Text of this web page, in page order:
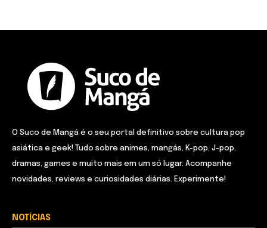
O Suco de Mangá é o seu portal definitivo sobre cultura pop
asiática e geek! Tudo sobre animes, mangás, K-pop, J-pop,
dramas, games e muito mais em um só lugar. Acompanhe
novidades, reviews e curiosidades diárias. Experimente!
NOTÍCIAS